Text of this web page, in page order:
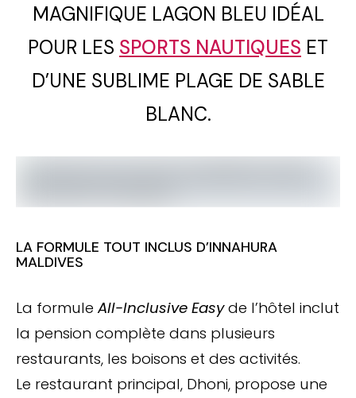
MAGNIFIQUE LAGON BLEU IDÉAL
POUR LES SPORTS NAUTIQUES ET
D’UNE SUBLIME PLAGE DE SABLE
BLANC.
LA FORMULE TOUT INCLUS D’INNAHURA
MALDIVES
La formuleAll-Inclusive Easyde l’hôtel inclut
la pension complète dans plusieurs
restaurants, les boisons et des activités.
Le restaurant principal, Dhoni, propose une